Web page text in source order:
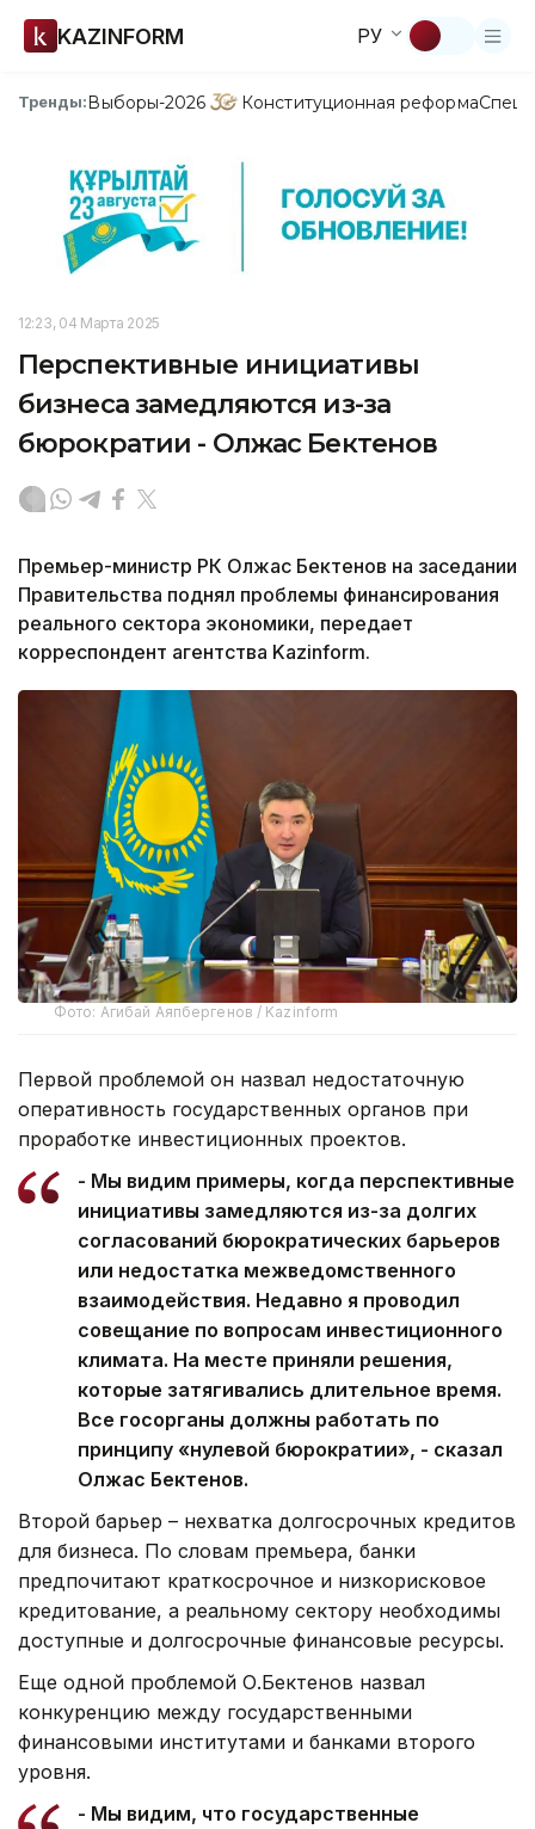
KAZINFORM РУ
Тренды:Выборы-2026 Конституционная реформа
12:23, 04 Марта 2025
Перспективные инициативы
бизнеса замедляются из-за
бюрократии - Олжас Бектенов
Премьер-министр РК Олжас Бектенов на заседании
Правительства поднял проблемы финансирования
реального сектора экономики, передает
корреспондент агентства Kazinform.
Фото: Агибай Аяпбергенов / Kazinform
Первой проблемой он назвал недостаточную
оперативность государственных органов при
проработке инвестиционных проектов.
- Мы видим примеры, когда перспективные
инициативы замедляются из-за долгих
согласований бюрократических барьеров
или недостатка межведомственного
взаимодействия. Недавно я проводил
совещание по вопросам инвестиционного
климата. На месте приняли решения,
которые затягивались длительное время.
Все госорганы должны работать по
принципу «нулевой бюрократии», - сказал
Олжас Бектенов.
Второй барьер – нехватка долгосрочных кредитов
для бизнеса. По словам премьера, банки
предпочитают краткосрочное и низкорисковое
кредитование, а реальному сектору необходимы
доступные и долгосрочные финансовые ресурсы.
Еще одной проблемой О.Бектенов назвал
конкуренцию между государственными
финансовыми институтами и банками второго
уровня.
- Мы видим, что государственные